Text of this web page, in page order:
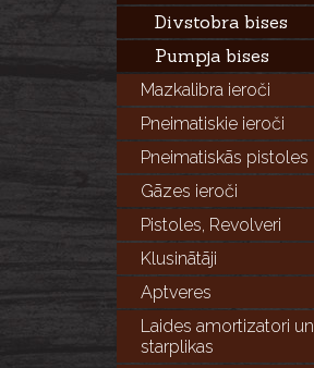
Divstobra bises
Pumpja bises
Mazkalibra ieroči
Pneimatiskie ieroči
Pneimatiskās pistoles
Gāzes ieroči
Pistoles, Revolveri
Klusinātāji
Aptveres
Laides amortizatori un
starplikas